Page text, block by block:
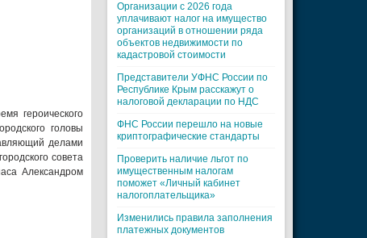
героического
головы
делами
совета
Александром
Организации с 2026 года
уплачивают налог на имущество
организаций в отношении ряда
объектов недвижимости по
кадастровой стоимости
Представители УФНС России по
Республике Крым расскажут о
налоговой декларации по НДС
ФНС России перешло на новые
криптографические стандарты
Проверить наличие льгот по
имущественным налогам
поможет «Личный кабинет
налогоплательщика»
Изменились правила заполнения
платежных документов